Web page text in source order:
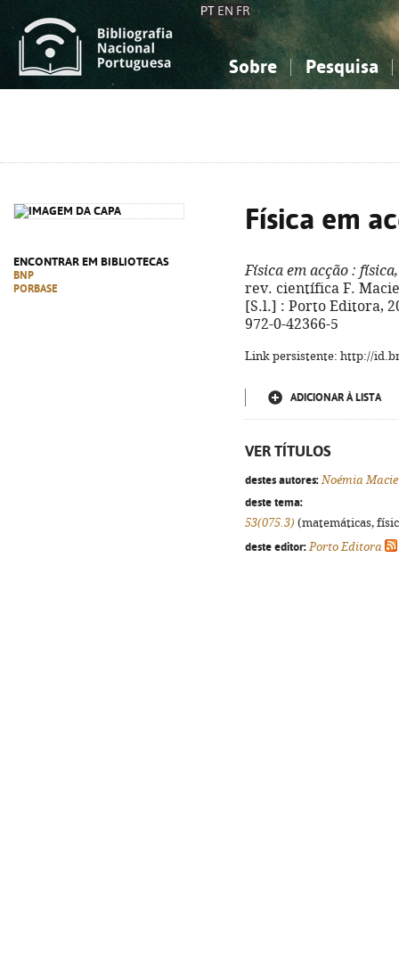
PT EN FR
Sobre Pesquisa
ENCONTRAR EM BIBLIOTECAS
BNP
PORBASE
Física em
Física em acção :
rev. científica F.
[S.l.] : Porto Editora,
972-0-42366-5
Link persistente: http://
ADICIONAR À LISTA
VER TÍTULOS
destes autores: Noémia
deste tema:
53(075.3) (matemáticas,
deste editor: Porto Editora